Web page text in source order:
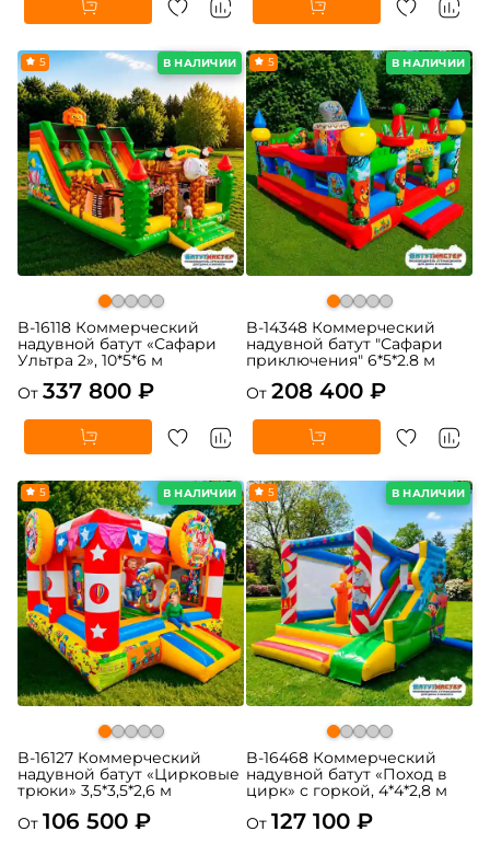
В НАЛИЧИИ
5
B-16118 Коммерческий
надувной батут «Сафари
Ультра 2», 10*5*6 м
От 337 800 ₽
В НАЛИЧИИ
5
B-14348 Коммерческий
надувной батут "Сафари
приключения" 6*5*2.8 м
От 208 400 ₽
В НАЛИЧИИ
5
B-16127 Коммерческий
надувной батут «Цирковые
трюки» 3,5*3,5*2,6 м
От 106 500 ₽
В НАЛИЧИИ
5
B-16468 Коммерческий
надувной батут «Поход в
цирк» с горкой, 4*4*2,8 м
От 127 100 ₽